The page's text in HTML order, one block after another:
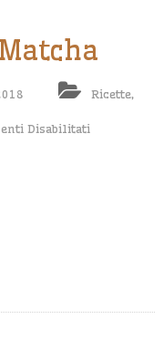
Ricette,
Disabilitati
i biscotti: